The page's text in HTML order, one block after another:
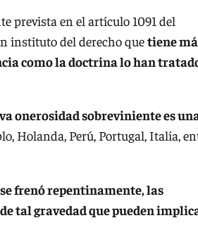
prevista en el artículo 1091 del
instituto del derecho quetiene
como la doctrina lo han
onerosidad sobreviniente es
Holanda, Perú, Portugal, Italia,
frenó repentinamente, las
tal gravedad que pueden